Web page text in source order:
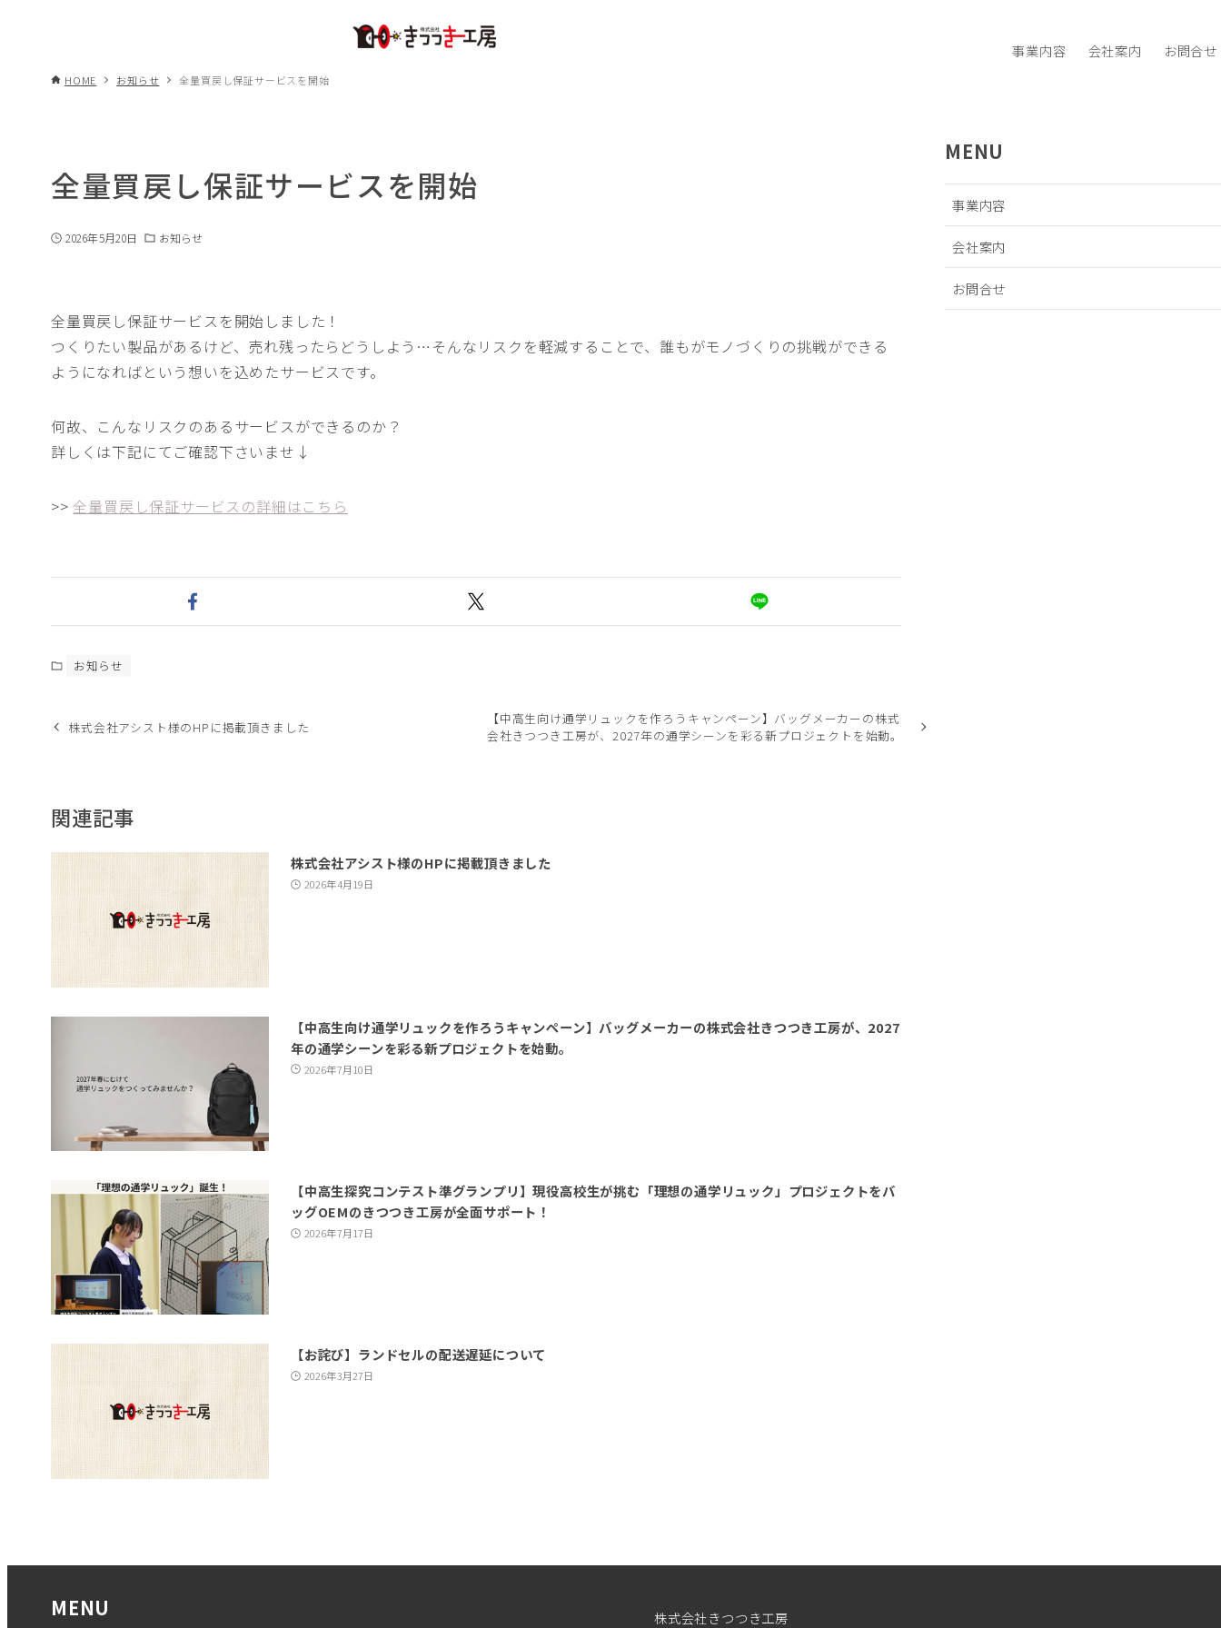
事業内容 会社案内 お問合せ
HOME お知らせ 全量買戻し保証サービスを開始
全量買戻し保証サービスを開始
2026年5月20日 お知らせ
全量買戻し保証サービスを開始しました！
つくりたい製品があるけど、売れ残ったらどうしよう…そんなリスクを軽減することで、誰もがモノづくりの挑戦ができる
ようになればという想いを込めたサービスです。
何故、こんなリスクのあるサービスができるのか？
詳しくは下記にてご確認下さいませ↓
>>全量買戻し保証サービスの詳細はこちら
お知らせ
株式会社アシスト様のHPに掲載頂きました
【中高生向け通学リュックを作ろうキャンペーン】バッグメーカーの株式
会社きつつき工房が、2027年の通学シーンを彩る新プロジェクトを始動。
関連記事
株式会社アシスト様のHPに掲載頂きました
2026年4月19日
【中高生向け通学リュックを作ろうキャンペーン】バッグメーカーの株式会社きつつき工房が、2027
年の通学シーンを彩る新プロジェクトを始動。
2026年7月10日
【中高生探究コンテスト準グランプリ】現役高校生が挑む「理想の通学リュック」プロジェクトをバ
ッグOEMのきつつき工房が全面サポート！
2026年7月17日
【お詫び】ランドセルの配送遅延について
2026年3月27日
MENU
事業内容
会社案内
お問合せ
MENU
株式会社きつつき工房